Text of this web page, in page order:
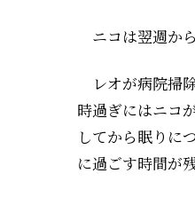
ニコは翌週か
レオが病院掃
時過ぎにはニコ
してから眠りに
に過ごす時間が